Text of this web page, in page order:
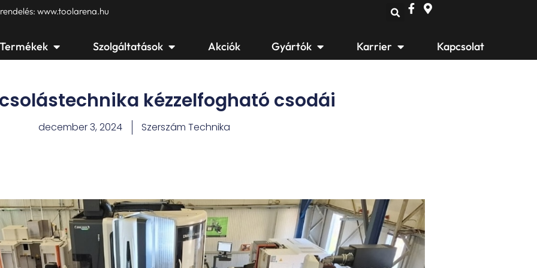
www.toolarena.hu
Termékek Open TermékekSzolgáltatások Open Szolgáltatások
Akciók Gyártók Open GyártókKarrier Open KarrierKapcsolat
kézzelfogható csodái
december 3, 2024 Szerszám Technika